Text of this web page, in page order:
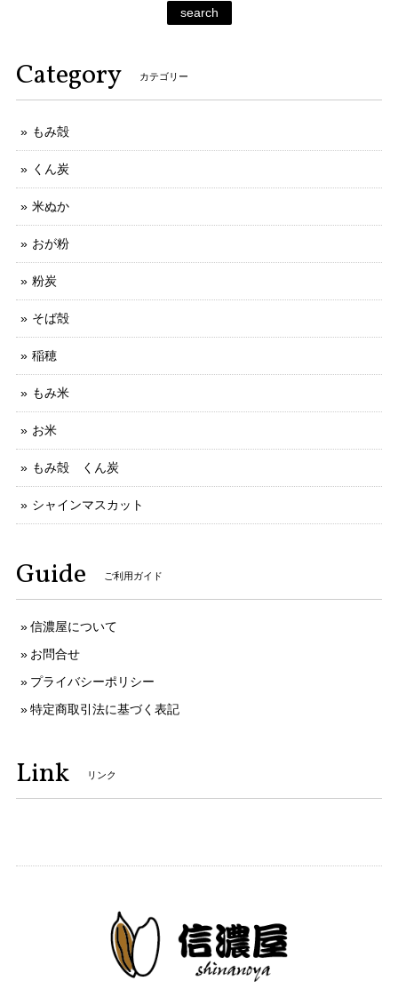
search
Category カテゴリー
もみ殻
くん炭
米ぬか
おが粉
粉炭
そば殻
稲穂
もみ米
お米
もみ殻 くん炭
シャインマスカット
Guide ご利用ガイド
信濃屋について
お問合せ
プライバシーポリシー
特定商取引法に基づく表記
Link リンク